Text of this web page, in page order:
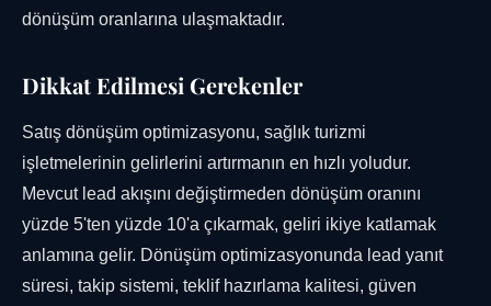
dönüşüm oranlarına ulaşmaktadır.
Dikkat Edilmesi Gerekenler
Satış dönüşüm optimizasyonu, sağlık turizmi
işletmelerinin gelirlerini artırmanın en hızlı yoludur.
Mevcut lead akışını değiştirmeden dönüşüm oranını
yüzde 5'ten yüzde 10'a çıkarmak, geliri ikiye katlamak
anlamına gelir. Dönüşüm optimizasyonunda lead yanıt
süresi, takip sistemi, teklif hazırlama kalitesi, güven